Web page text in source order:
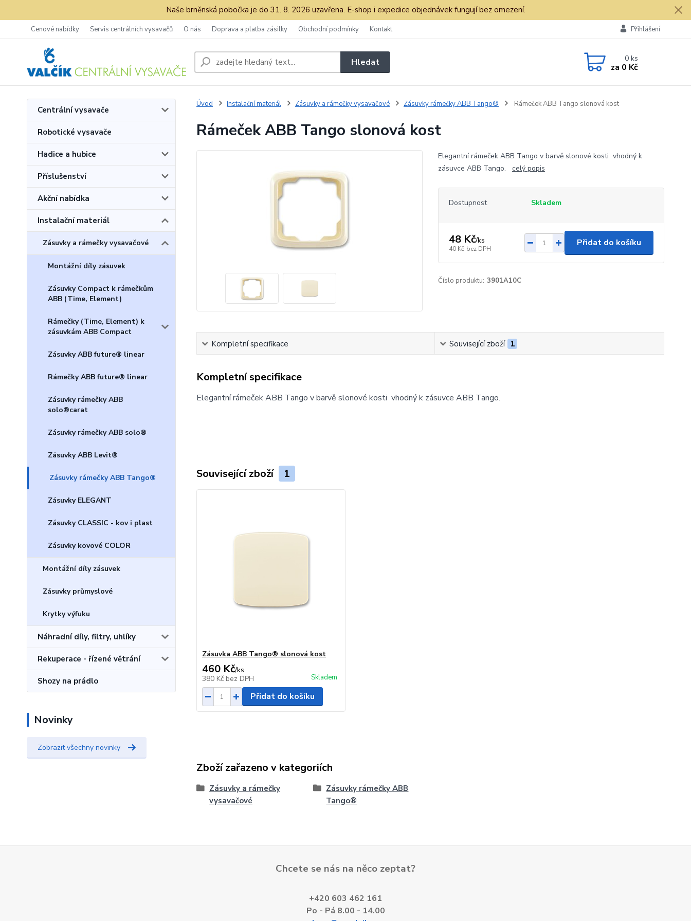
Naše brněnská pobočka je do 31. 8. 2026 uzavřena. E-shop i expedice objednávek fungují bez omezení.
Cenové nabídky Servis centrálních vysavačů O nás Doprava a platba zásilky Obchodní podmínky Kontakt Přihlášení
Hledat 0ks
za 0 Kč
Centrální vysavače
Robotické vysavače
Hadice a hubice
Příslušenství
Akční nabídka
Instalační materiál
Zásuvky a rámečky vysavačové
Montážní díly zásuvek
Zásuvky Compact k rámečkům
ABB (Time, Element)
Rámečky (Time, Element) k
zásuvkám ABB Compact
Zásuvky ABB future® linear
Rámečky ABB future® linear
Zásuvky rámečky ABB
solo®carat
Zásuvky rámečky ABB solo®
Zásuvky ABB Levit®
Zásuvky rámečky ABB Tango®
Zásuvky ELEGANT
Zásuvky CLASSIC - kov i plast
Zásuvky kovové COLOR
Montážní díly zásuvek
Zásuvky průmyslové
Krytky výfuku
Náhradní díly, filtry, uhlíky
Rekuperace - řízené větrání
Shozy na prádlo
Novinky
Zobrazit všechny novinky
Úvod Instalační materiál Zásuvky a rámečky vysavačové Zásuvky rámečky ABB Tango® Rámeček ABB Tango slonová kost
Rámeček ABB Tango slonová kost
Elegantní rámeček ABB Tango v barvě slonové kosti vhodný k
zásuvce ABB Tango. celý popis
Dostupnost Skladem
48 Kč/ks
40 Kč bez DPH
Přidat do košíku
Číslo produktu: 3901A10C
Kompletní specifikace Související zboží 1
Kompletní specifikace
Elegantní rámeček ABB Tango v barvě slonové kosti vhodný k zásuvce ABB Tango.
Související zboží 1
Zásuvka ABB Tango® slonová kost
460 Kč/ks
380 Kč bez DPH Skladem
Přidat do košíku
Zboží zařazeno v kategoriích
Zásuvky a rámečky
vysavačové
Zásuvky rámečky ABB
Tango®
Chcete se nás na něco zeptat?
+420 603 462 161
Po - Pá 8.00 - 14.00